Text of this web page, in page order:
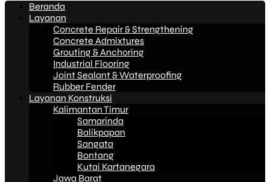
Beranda
Layanan
Concrete Repair & Strengthening
Concrete Admixtures
Grouting & Anchoring
Industrial Flooring
Joint Sealant & Waterproofing
Rubber Fender
Layanan Konstruksi
Kalimantan Timur
Samarinda
Balikpapan
Sangata
Bontang
Kutai Kartanegara
Jawa Barat